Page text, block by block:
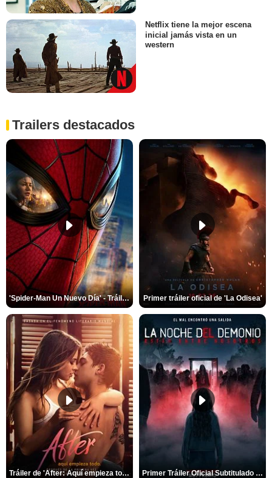
Netflix tiene la mejor escena
inicial jamás vista en un
western
Trailers destacados
'Spider-Man Un Nuevo Día' - Tráiler oficial subtitulado Primer tráiler oficial de 'La Odisea'
Tráiler de 'After: Aquí empieza todo' Primer Tráiler Oficial Subtitulado de 'La Noche Del Demonio: Están Entre Nosotros'